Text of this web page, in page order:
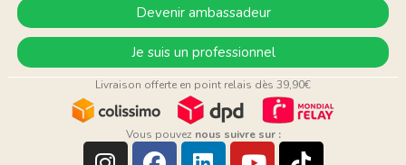
Devenir ambassadeur
Je suis un professionnel
Livraison offerte en point relais dès 39,90€
Vous pouvez nous suivre sur :